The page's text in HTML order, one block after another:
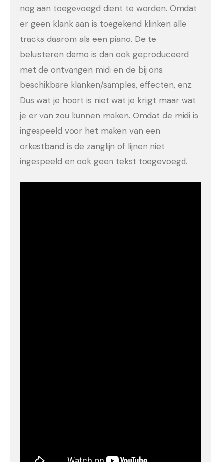
nog aan toegevoegd dient te worden. Omdat
er geen klank aan is toegekend klinken alle
tracks daarom als een piano. De te
beluisteren demo is dan ook geproduceerd
met de ontvangen midi en de bij ons
beschikbare klanken/samples, effecten, enz.
Dus wat je hoort is niet wat je krijgt maar wat
je er van zou kunnen maken. Omdat de midi is
ingespeeld voor het maken van een
orkestband is de zanglijn of lijnen niet
ingespeeld en ook geen tekst toegevoegd.